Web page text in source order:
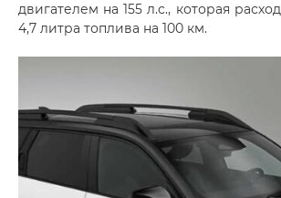
двигателем на 155 л.с., которая
4,7 литра топлива на 100 км.